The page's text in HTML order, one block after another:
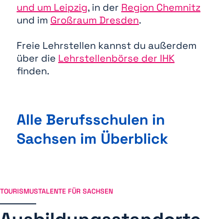
und um Leipzig, in der Region Chemnitz
und im Großraum Dresden.
Freie Lehrstellen kannst du außerdem
über die Lehrstellenbörse der IHK
finden.
Alle Berufsschulen in
Sachsen im Überblick
TOURISMUSTALENTE FÜR SACHSEN
Fachfrau / -mann für Restaurant und
Fachfrau / -mann für Restaurant und
Veranstaltungsgastronomie